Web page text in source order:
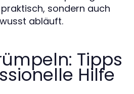
sondern auch
abläuft.
Tipps
Hilfe